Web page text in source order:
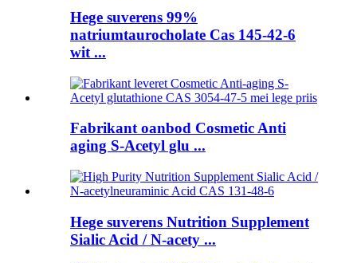
Hege suverens 99%
natriumtaurocholate Cas 145-42-6
wit ...
Fabrikant oanbod Cosmetic Anti
aging S-Acetyl glu ...
Hege suverens Nutrition Supplement
Sialic Acid / N-acety ...